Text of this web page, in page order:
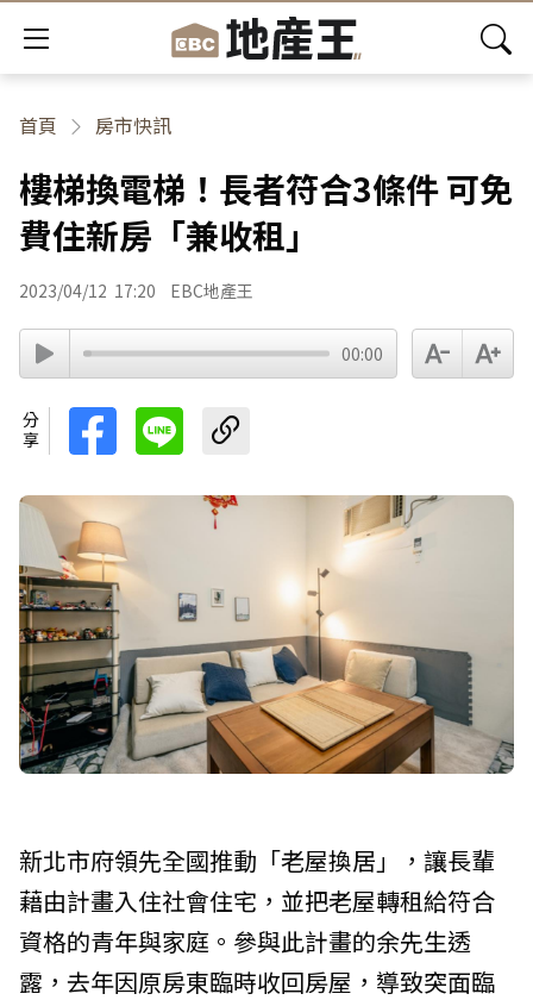
首頁 房市快訊
樓梯換電梯！長者符合3條件 可免
費住新房「兼收租」
2023/04/12 17:20 EBC地產王
00:00
分享
新北市府領先全國推動「老屋換居」，讓長輩
藉由計畫入住社會住宅，並把老屋轉租給符合
資格的青年與家庭。參與此計畫的余先生透
露，去年因原房東臨時收回房屋，導致突面臨